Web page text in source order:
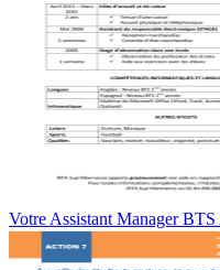
Votre Assistant Manager